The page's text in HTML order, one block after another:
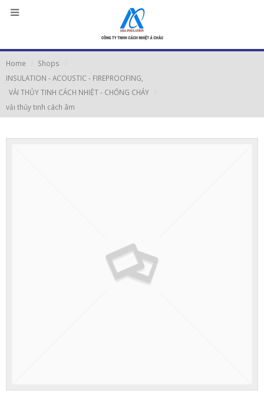
Home
Shops
INSULATION - ACOUSTIC - FIREPROOFING
VẢI THỦY TINH CÁCH NHIỆT - CHỐNG CHÁY
vảı thủy tınh cách âm